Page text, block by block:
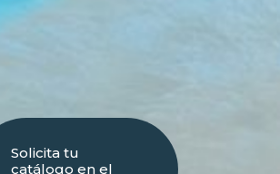
Solicita tu
catálogo en el